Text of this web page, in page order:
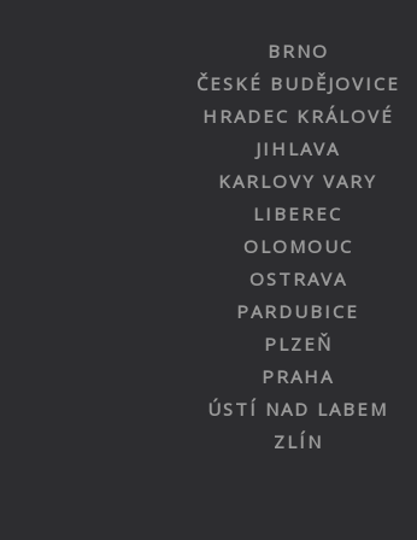
BRNO
ČESKÉ BUDĚJOVICE
HRADEC KRÁLOVÉ
JIHLAVA
KARLOVY VARY
LIBEREC
OLOMOUC
OSTRAVA
PARDUBICE
PLZEŇ
PRAHA
ÚSTÍ NAD LABEM
ZLÍN